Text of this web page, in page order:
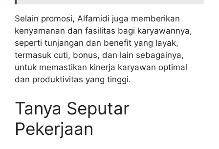
Selain promosi, Alfamidi juga memberikan
kenyamanan dan fasilitas bagi karyawannya,
seperti tunjangan dan benefit yang layak,
termasuk cuti, bonus, dan lain sebagainya,
untuk memastikan kinerja karyawan optimal
dan produktivitas yang tinggi.
Tanya Seputar
Pekerjaan